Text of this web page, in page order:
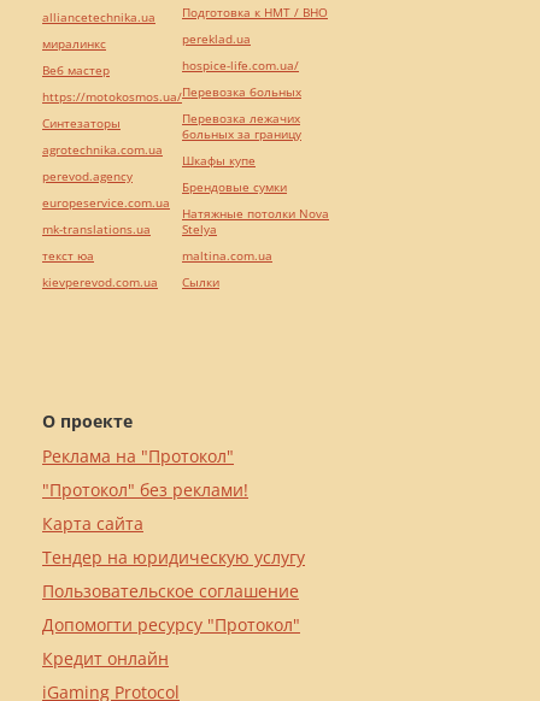
О проекте
Реклама на "Протокол"
"Протокол" без реклами!
Карта сайта
Тендер на юридическую услугу
Пользовательское соглашение
Допомогти ресурсу "Протокол"
Кредит онлайн
iGaming Protocol
alliancetechnika.ua
миралинкс
Веб мастер
https://motokosmos.ua/
Синтезаторы
agrotechnika.com.ua
perevod.agency
europeservice.com.ua
mk-translations.ua
текст юа
kievperevod.com.ua
Подготовка к НМТ / ВНО
pereklad.ua
hospice-life.com.ua/
Перевозка больных
Перевозка лежачих
больных за границу
Шкафы купе
Брендовые сумки
Натяжные потолки Nova
Stelya
maltina.com.ua
Cылки